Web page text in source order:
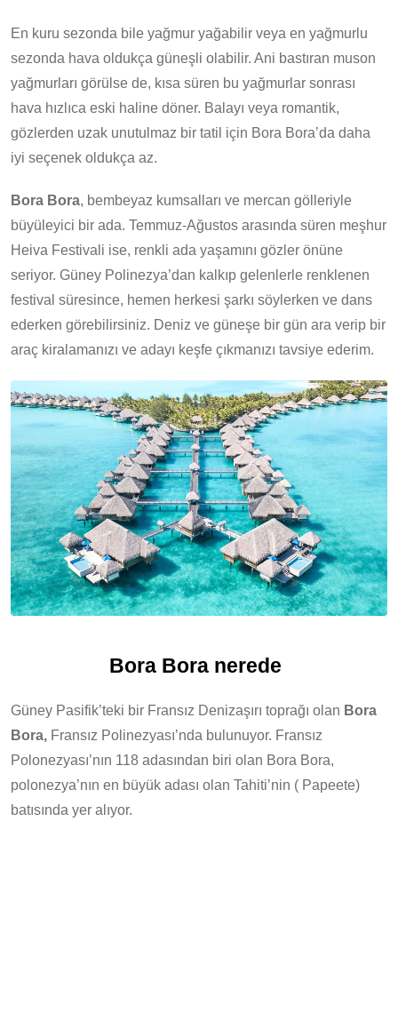
En kuru sezonda bile yağmur yağabilir veya en yağmurlu
sezonda hava oldukça güneşli olabilir. Ani bastıran muson
yağmurları görülse de, kısa süren bu yağmurlar sonrası
hava hızlıca eski haline döner. Balayı veya romantik,
gözlerden uzak unutulmaz bir tatil için Bora Bora’da daha
iyi seçenek oldukça az.
Bora Bora, bembeyaz kumsalları ve mercan gölleriyle
büyüleyici bir ada. Temmuz-Ağustos arasında süren meşhur
Heiva Festivali ise, renkli ada yaşamını gözler önüne
seriyor. Güney Polinezya’dan kalkıp gelenlerle renklenen
festival süresince, hemen herkesi şarkı söylerken ve dans
ederken görebilirsiniz. Deniz ve güneşe bir gün ara verip bir
araç kiralamanızı ve adayı keşfe çıkmanızı tavsiye ederim.
Bora Bora nerede
Güney Pasifik’teki bir Fransız Denizaşırı toprağı olan Bora
Bora, Fransız Polinezyası’nda bulunuyor. Fransız
Polonezyası’nın 118 adasından biri olan Bora Bora,
polonezya’nın en büyük adası olan Tahiti’nin ( Papeete)
batısında yer alıyor.